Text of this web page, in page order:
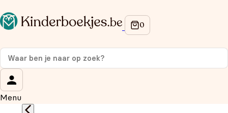
Menu
Op de hoogte blijven van onze acties?
Meld je aan voor onze nieuwsbrief en ontvang
korting
Wat is je voornaam?